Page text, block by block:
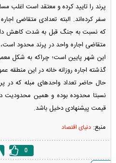
پرند را تایید کرده و معتقد است اغلب
سفر کرده‌اند. البته تعدادی متقاضی
که نسبت به جنگ قبل به شدت کاهش
متقاضی اجاره واحد در پرند محدود
این شهر پایین است؛ چراکه به شکل
گذشته اجاره روزانه خانه در این
حال حاضر تعداد واحد‌های مبله که در
نسبتا محدوده بوده و همین محدودیت
قیمت پیشنهادی دخیل باشد.
منبع: دنیای اقتصاد
0